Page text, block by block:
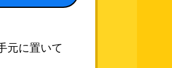
元に置いて